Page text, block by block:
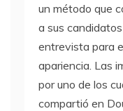
un método que
a sus
entrevista para
apariencia. Las
por uno de los
compartió en